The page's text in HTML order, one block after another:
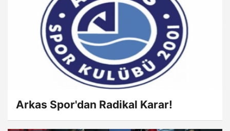
Arkas Spor'dan Radikal Karar!